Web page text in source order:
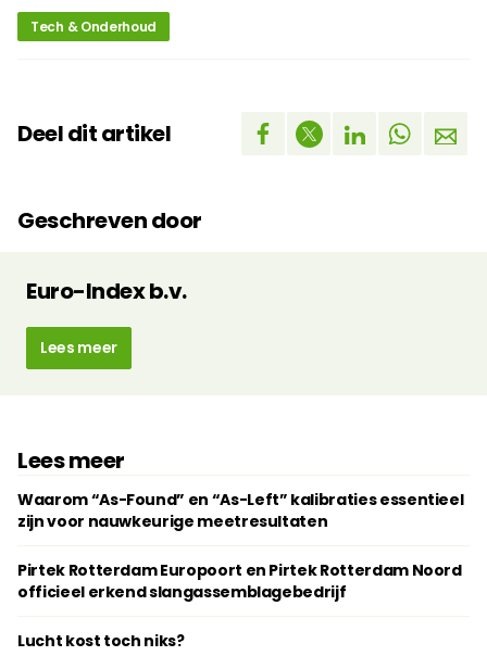
Tech & Onderhoud
Deel dit artikel
Geschreven door
Euro-Index b.v.
Lees meer
Lees meer
Waarom “As-Found” en “As-Left” kalibraties essentieel
zijn voor nauwkeurige meetresultaten
Pirtek Rotterdam Europoort en Pirtek Rotterdam Noord
officieel erkend slangassemblagebedrijf
Lucht kost toch niks?